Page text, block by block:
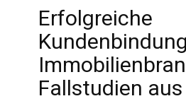
Erfolgreiche
Fallstudien aus